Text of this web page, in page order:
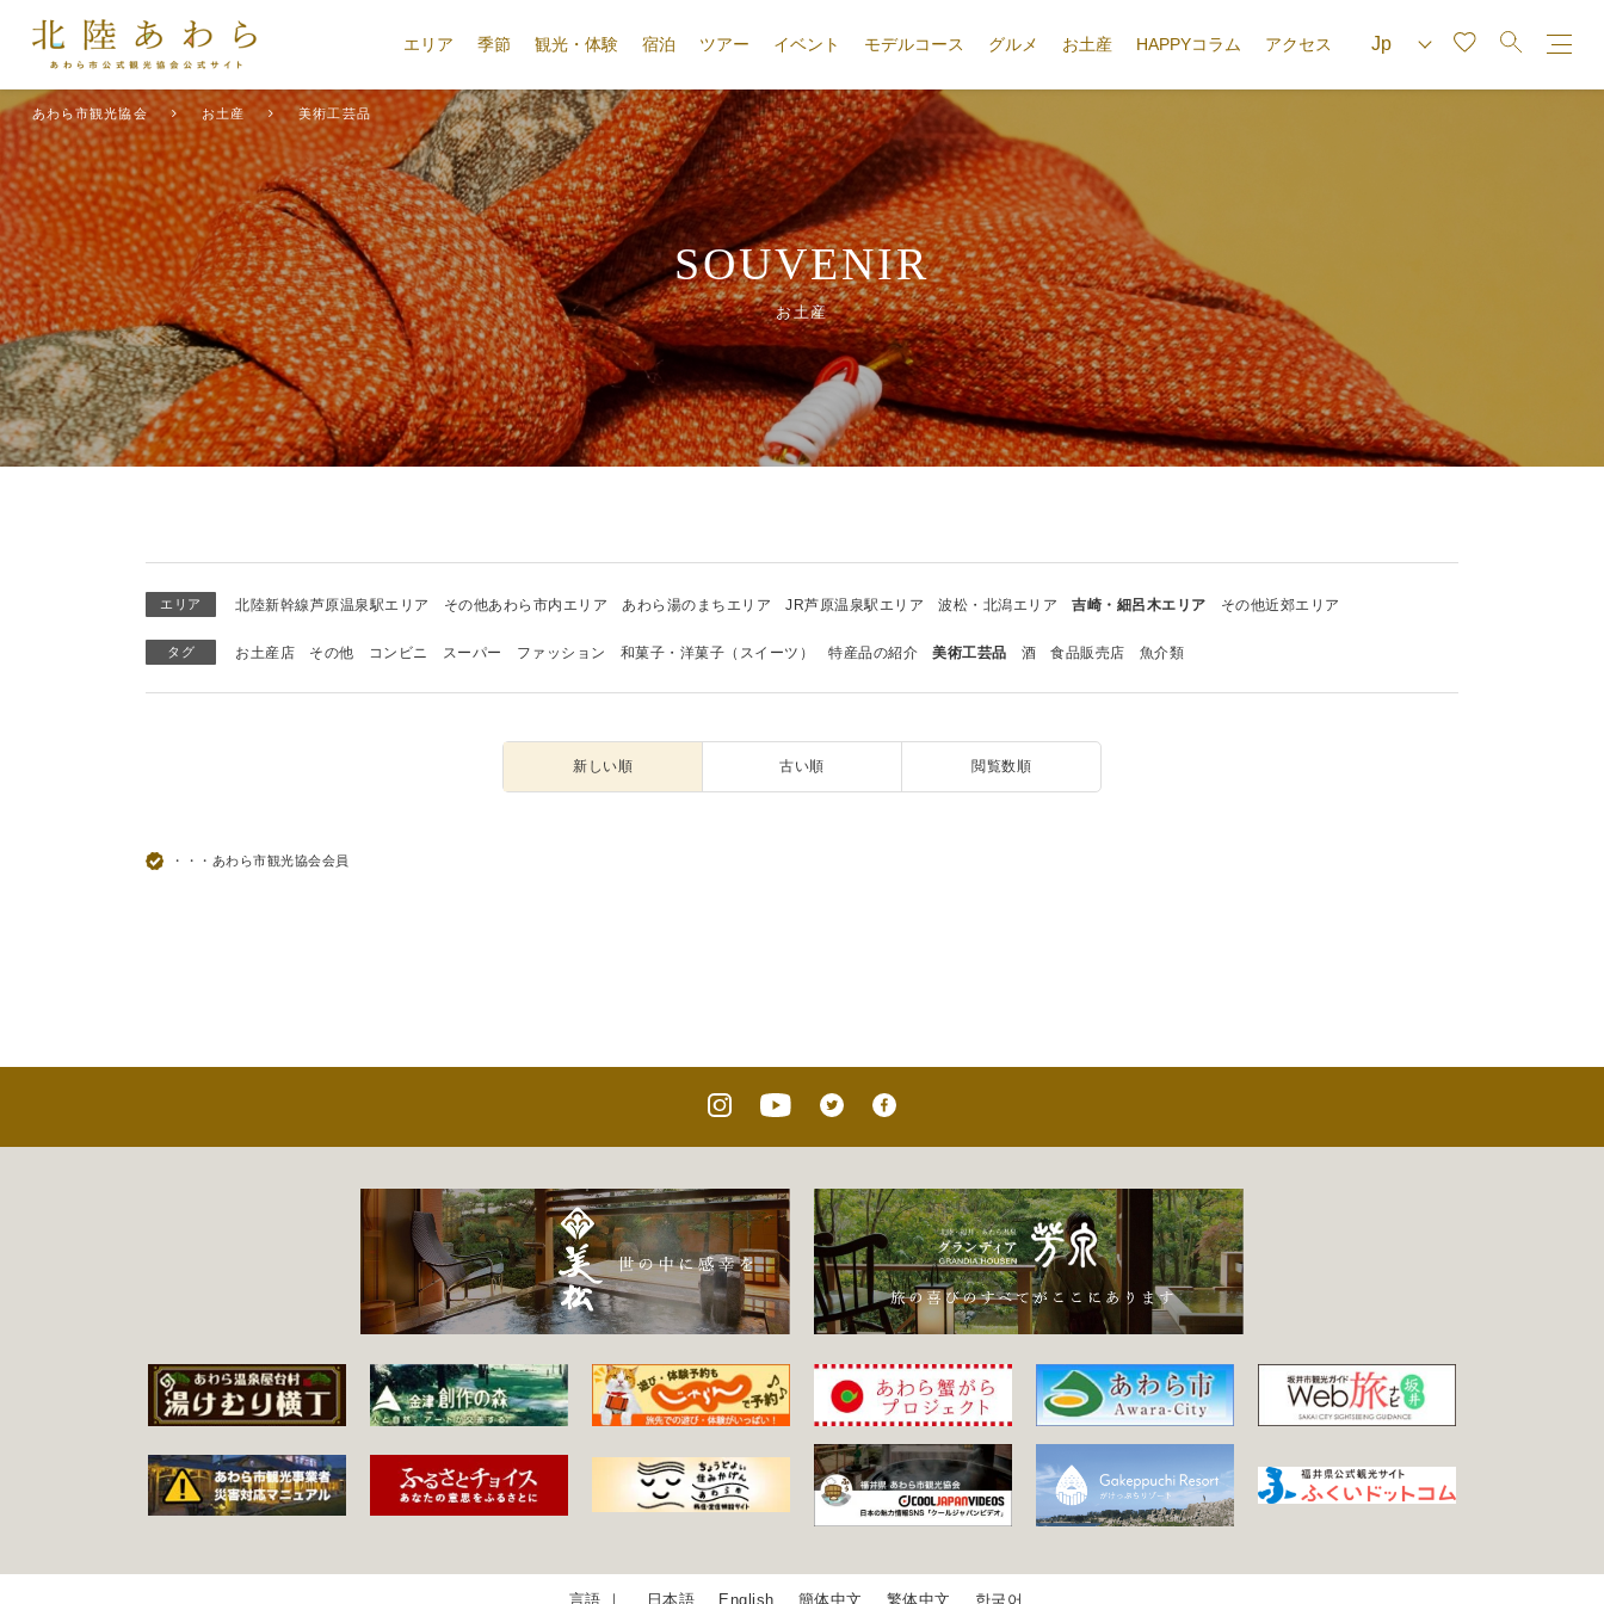
エリア 季節 観光・体験 宿泊 ツアー イベント モデルコース グルメ お土産 HAPPYコラム アクセス
あわら市観光協会 お土産 美術工芸品
SOUVENIR
お土産
エリア 北陸新幹線芦原温泉駅エリア その他あわら市内エリア あわら湯のまちエリア JR芦原温泉駅エリア 波松・北潟エリア 吉崎・細呂木エリア その他近郊エリア
タグ お土産店 その他 コンビニ スーパー ファッション 和菓子・洋菓子（スイーツ） 特産品の紹介 美術工芸品 酒 食品販売店 魚介類
新しい順 古い順 閲覧数順
・・・あわら市観光協会会員
日本語 English 簡体中文 繁体中文 한국어